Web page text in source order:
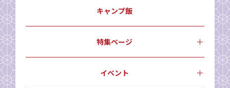
キャンプ飯
特集ページ
イベント